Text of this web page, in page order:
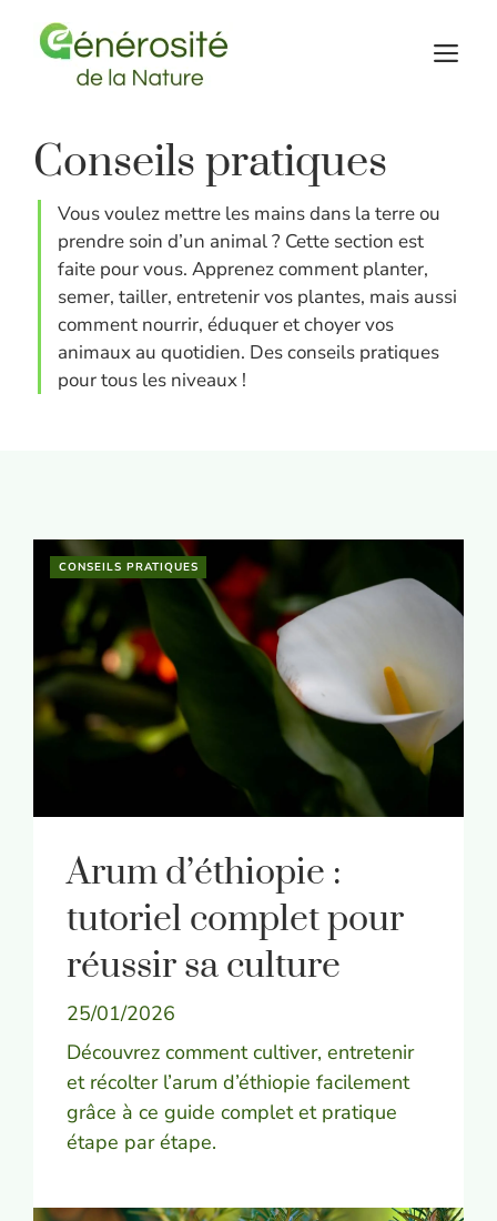
Conseils pratiques
Vous voulez mettre les mains dans la terre ou
prendre soin d’un animal ? Cette section est
faite pour vous. Apprenez comment planter,
semer, tailler, entretenir vos plantes, mais aussi
comment nourrir, éduquer et choyer vos
animaux au quotidien. Des conseils pratiques
pour tous les niveaux !
CONSEILS PRATIQUES
Arum d’éthiopie :
tutoriel complet pour
réussir sa culture
25/01/2026
Découvrez comment cultiver, entretenir
et récolter l’arum d’éthiopie facilement
grâce à ce guide complet et pratique
étape par étape.